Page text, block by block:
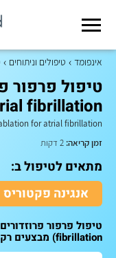
אינפומד טיפולים וניתוחים
fibrillation)
for atrial fibrillation
זמן קריאה:
מתאים לטיפול ב:
אנגינה פקטוריס
fibrillation) מבצעים רק אצל מומחים. לקביעת תור לייעוץ: